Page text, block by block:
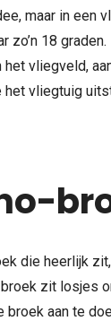
maar in een
zo’n 18
vliegveld,
vliegtuig
die heerlijk
zit losjes
aan te